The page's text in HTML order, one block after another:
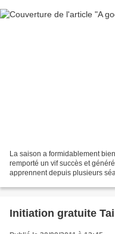
La saison a formidablement
remporté un vif succès et
apprennent depuis plusieurs
Initiation gratuite